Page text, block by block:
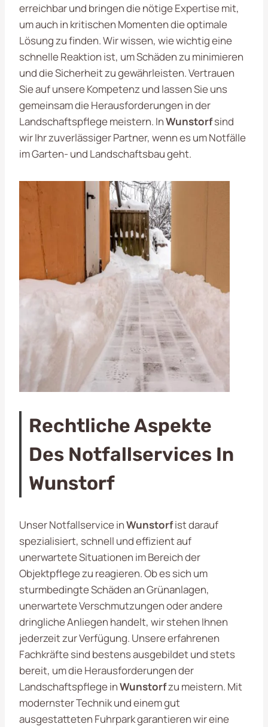
erreichbar und bringen die nötige Expertise mit,
um auch in kritischen Momenten die optimale
Lösung zu finden. Wir wissen, wie wichtig eine
schnelle Reaktion ist, um Schäden zu minimieren
und die Sicherheit zu gewährleisten. Vertrauen
Sie auf unsere Kompetenz und lassen Sie uns
gemeinsam die Herausforderungen in der
Landschaftspflege meistern. InWunstorfsind
wir Ihr zuverlässiger Partner, wenn es um Notfälle
im Garten- und Landschaftsbau geht.
Rechtliche Aspekte
Des Notfallservices In
Wunstorf
Unser Notfallservice inWunstorfist darauf
spezialisiert, schnell und effizient auf
unerwartete Situationen im Bereich der
Objektpflege zu reagieren. Ob es sich um
sturmbedingte Schäden an Grünanlagen,
unerwartete Verschmutzungen oder andere
dringliche Anliegen handelt, wir stehen Ihnen
jederzeit zur Verfügung. Unsere erfahrenen
Fachkräfte sind bestens ausgebildet und stets
bereit, um die Herausforderungen der
Landschaftspflege inWunstorfzu meistern. Mit
modernster Technik und einem gut
ausgestatteten Fuhrpark garantieren wir eine